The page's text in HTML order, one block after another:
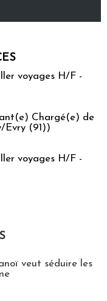
voyages H/F -
Chargé(e) de
Evry (91))
voyages H/F -
veut séduire les